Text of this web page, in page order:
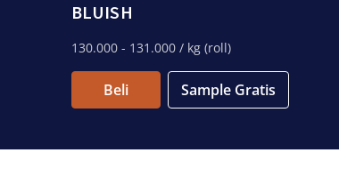
BLUISH
130.000 - 131.000 / kg (roll)
Beli Sample Gratis